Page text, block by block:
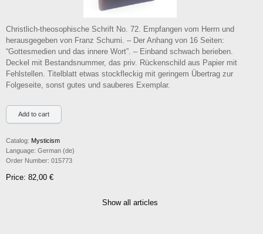
Christlich-theosophische Schrift No. 72. Empfangen vom Herrn und
herausgegeben von Franz Schumi. – Der Anhang von 16 Seiten:
“Gottesmedien und das innere Wort”. – Einband schwach berieben.
Deckel mit Bestandsnummer, das priv. Rückenschild aus Papier mit
Fehlstellen. Titelblatt etwas stockfleckig mit geringem Übertrag zur
Folgeseite, sonst gutes und sauberes Exemplar.
Catalog: Mysticism
Language: German (de)
Order Number: 015773
Price: 82,00 €
Show all articles